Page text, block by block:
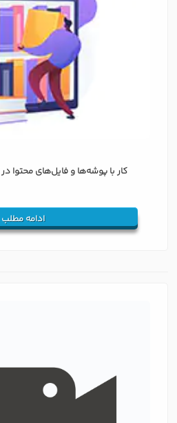
کار با پوشه‌ها و فایل‌های محتوا
ادامه مطلب